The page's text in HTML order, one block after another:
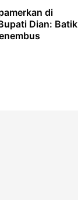
di
Dian: Batik